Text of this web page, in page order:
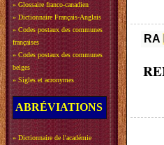
» Glossaire franco-canadien
» Dictionnaire Français-Anglais
» Codes postaux des communes
françaises
» Codes postaux des communes
belges
» Sigles et acronymes
ABRÉVIATIONS
» Dictionnaire de l'académie
RA